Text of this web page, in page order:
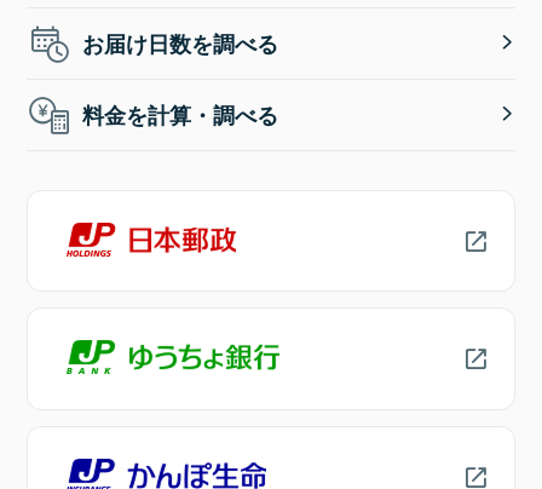
お届け日数を調べる
料金を計算・調べる